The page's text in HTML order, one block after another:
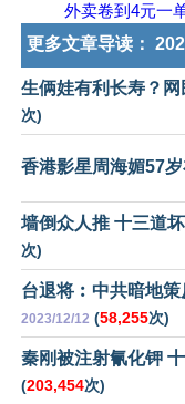
外卖卷到4元一
更多文章导读：
生俩娃有利长寿？
次)
香港影星周海媚57
墙倒众人推 十三道
次)
台退将︰中共暗地
2023/12/12 (58,255次)
秦刚被注射氰化钾
(203,454次)